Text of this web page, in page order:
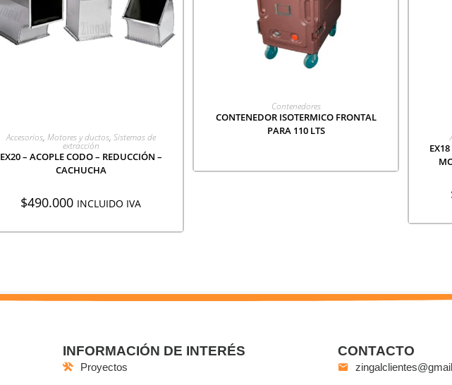
AGREGAR A COTIZACIÓN
Accesorios, Motores y ductos, Sistemas de
extracción
EX20 – ACOPLE CODO – REDUCCIÓN –
CACHUCHA
$490.000 INCLUIDO IVA
LEER MÁS
Contenedores
CONTENEDOR ISOTERMICO FRONTAL
PARA 110 LTS
INFORMACIÓN DE INTERÉS
Proyectos
CONTACTO